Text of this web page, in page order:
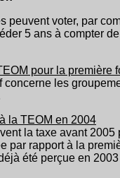
peuvent voter, par
5 ans à compter
pour la première
concerne les
la TEOM en 2004
la taxe avant
par rapport à la
été perçue en